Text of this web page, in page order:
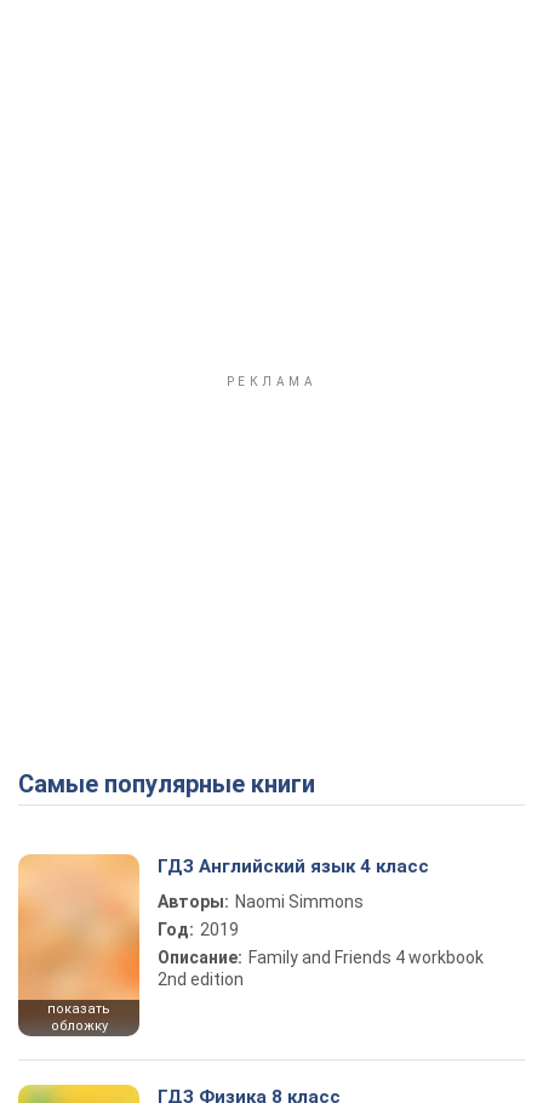
Самые популярные книги
показать
обложку
ГДЗ Английский язык 4 класс
Авторы: Naomi Simmons
Год: 2019
Описание: Family and Friends 4 workbook
2nd edition
ГДЗ Физика 8 класс